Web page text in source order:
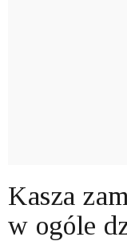
Kasza
w ogóle